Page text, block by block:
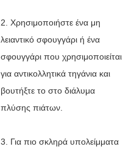
2. Χρησιμοποιήστε ένα μη
λειαντικό σφουγγάρι ή ένα
σφουγγάρι που χρησιμοποιείται
για αντικολλητικά τηγάνια και
βουτήξτε το στο διάλυμα
πλύσης πιάτων.
3. Για πιο σκληρά υπολείμματα